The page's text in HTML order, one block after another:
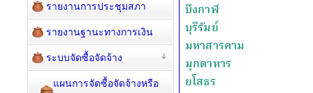
รายงานการประชุมสภา
รายงานฐานะทางการเงิน
ระบบจัดซื้อจัดจ้าง
แผนการจัดซื้อจัดจ้างหรือ